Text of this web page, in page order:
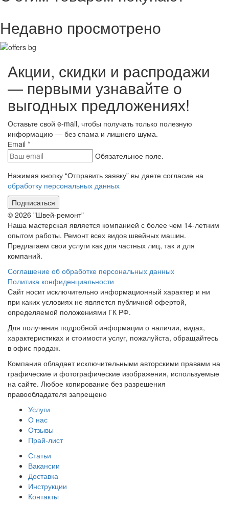
Недавно просмотрено
Акции, скидки и распродажи
— первыми узнавайте о
выгодных предложениях!
Оставьте свой e-mail, чтобы получать только полезную
информацию — без спама и лишнего шума.
Еmail *
Обязательное поле.
Нажимая кнопку “Отправить заявку” вы даете согласие на
обработку персональных данных
Подписаться
© 2026 "Швей-ремонт"
Наша мастерская является компанией с более чем 14-летним
опытом работы. Ремонт всех видов швейных машин.
Предлагаем свои услуги как для частных лиц, так и для
компаний.
Соглашение об обработке персональных данных
Политика конфиденциальности
Сайт носит исключительно информационный характер и ни
при каких условиях не является публичной офертой,
определяемой положениями ГК РФ.
Для получения подробной информации о наличии, видах,
характеристиках и стоимости услуг, пожалуйста, обращайтесь
в офис продаж.
Компания обладает исключительными авторскими правами на
графические и фотографические изображения, используемые
на сайте. Любое копирование без разрешения
правообладателя запрещено
Услуги
О нас
Отзывы
Прай-лист
Статьи
Вакансии
Доставка
Инструкции
Контакты